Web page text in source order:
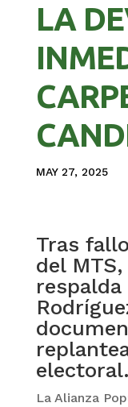
LA
MAY 27, 2025
Tras
del
electoral.
La Alianza